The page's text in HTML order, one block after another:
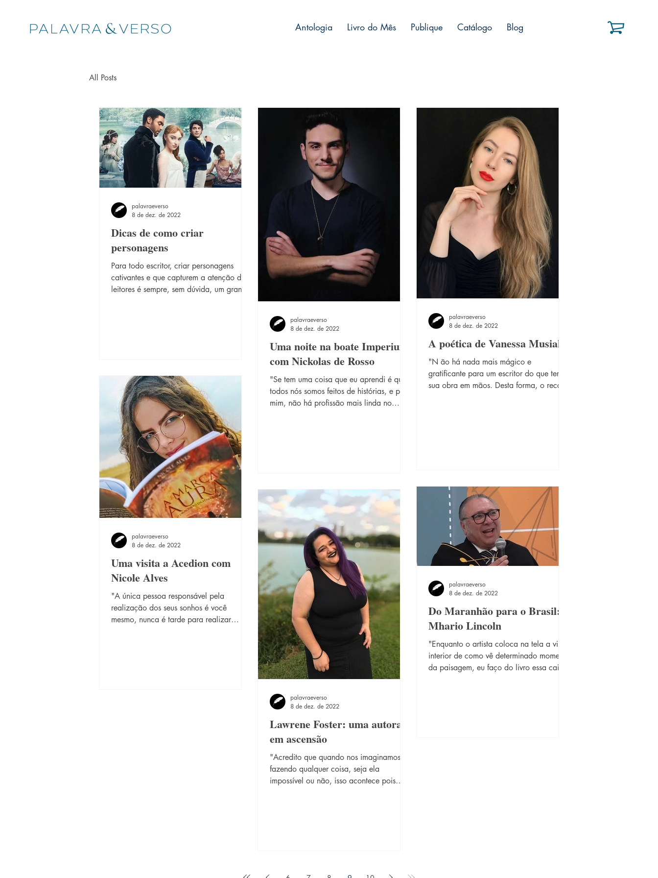
Antologia Livro do Mês Publique Catálogo Blog
All Posts
Dicas de como criar
personagens
Para todo escritor, criar personagens
cativantes e que capturem a atenção dos
leitores é sempre, sem dúvida, um grande
palavraeverso
8 de dez. de 2022
Uma noite na boate Imperium
com Nickolas de Rosso
"Se tem uma coisa que eu aprendi é que
todos nós somos feitos de histórias, e para
mim, não há profissão mais linda no
palavraeverso
8 de dez. de 2022
A poética de Vanessa Musial
"N ão há nada mais mágico e
gratificante para um escritor do que ter
sua obra em mãos. Desta forma, o recado
personagens, além de arriscar escrever
seus primeiros vers
palavraeverso
8 de dez. de 2022
Uma visita a Acedion com
Nicole Alves
"A única pessoa responsável pela
realização dos seus sonhos é você
mesmo, nunca é tarde para realizar
palavraeverso
8 de dez. de 2022
Lawrene Foster: uma autora
em ascensão
"Acredito que quando nos imaginamos
fazendo qualquer coisa, seja ela
impossível ou não, isso acontece pois
palavraeverso
8 de dez. de 2022
Do Maranhão para o Brasil:
Mhario Lincoln
"Enquanto o artista coloca na tela a visão
interior de como vê determinado momento
da paisagem, eu faço do livro essa caixa
palavraeverso
8 de dez. de 2022